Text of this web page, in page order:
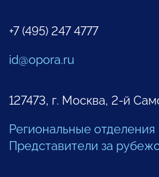
+7 (495) 247 4777
id@opora.ru
127473, г. Москва, 2-й
Региональные отделения
Представители за